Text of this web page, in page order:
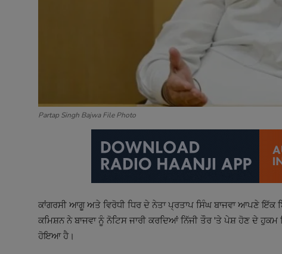
Partap Singh Bajwa File Photo
ਕਾਂਗਰਸੀ ਆਗੂ ਅਤੇ ਵਿਰੋਧੀ ਧਿਰ ਦੇ ਨੇਤਾ ਪ੍ਰਤਾਪ ਸਿੰਘ ਬਾਜਵਾ ਆਪਣੇ
ਕਮਿਸ਼ਨ ਨੇ ਬਾਜਵਾ ਨੂੰ ਨੋਟਿਸ ਜਾਰੀ ਕਰਦਿਆਂ ਨਿੱਜੀ ਤੌਰ 'ਤੇ ਪੇਸ਼ ਹੋਣ ਦੇ
ਹੋਇਆ ਹੈ।